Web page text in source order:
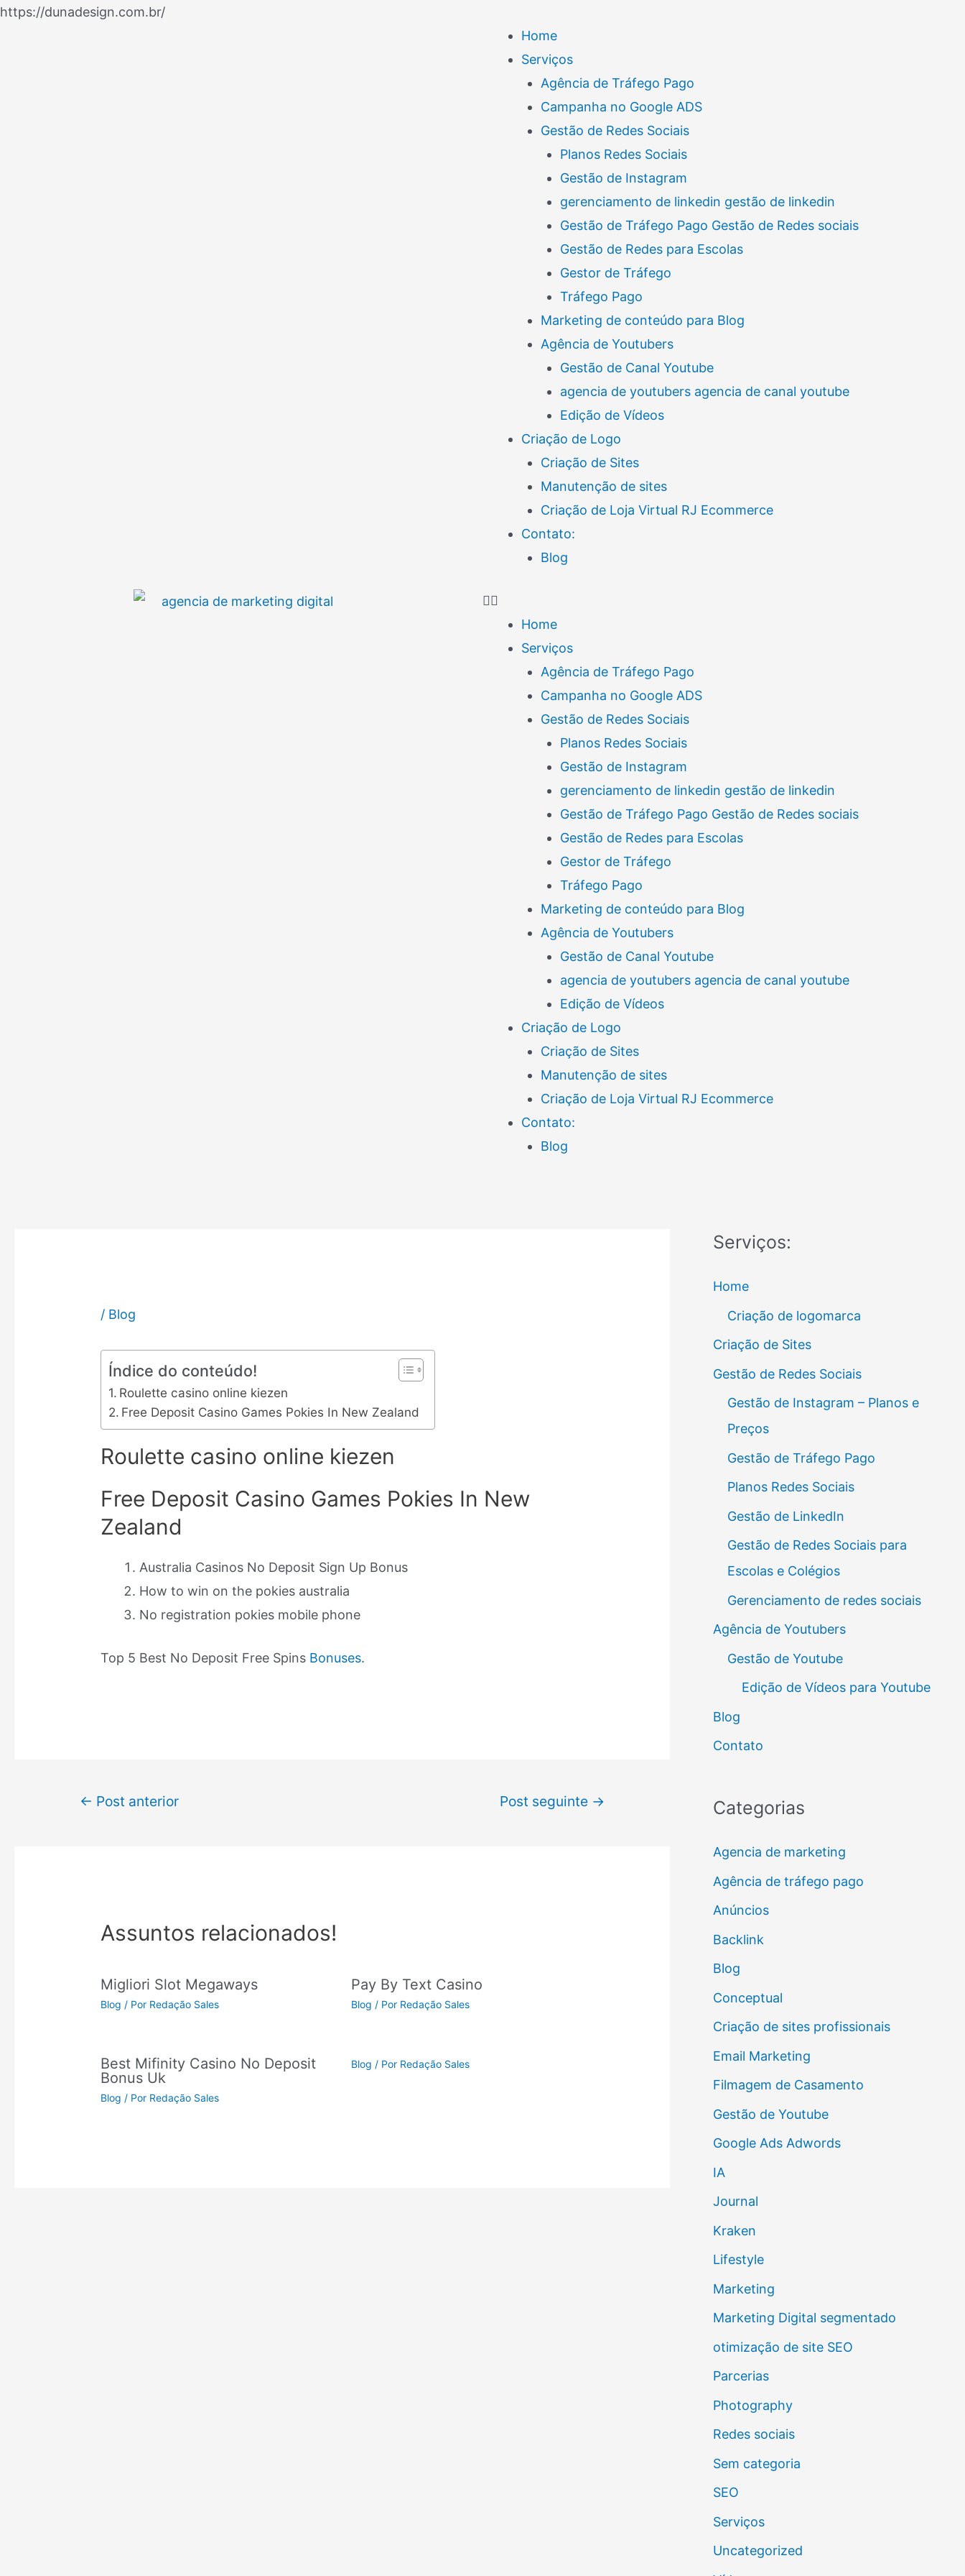
https://dunadesign.com.br/Ir
Home
Serviços
Agência de Tráfego Pago
Campanha no Google ADS
Gestão de Redes Sociais
Planos Redes Sociais
Gestão de Instagram
gerenciamento de linkedin gestão de linkedin
Gestão de Tráfego Pago Gestão de Redes sociais
Gestão de Redes para Escolas
Gestor de Tráfego
Tráfego Pago
Marketing de conteúdo para Blog
Agência de Youtubers
Gestão de Canal Youtube
agencia de youtubers agencia de canal youtube
Edição de Vídeos
Criação de Logo
Criação de Sites
Manutenção de sites
Criação de Loja Virtual RJ Ecommerce
Contato:
Blog
Menu
Home
Serviços
Agência de Tráfego Pago
Campanha no Google ADS
Gestão de Redes Sociais
Planos Redes Sociais
Gestão de Instagram
gerenciamento de linkedin gestão de linkedin
Gestão de Tráfego Pago Gestão de Redes sociais
Gestão de Redes para Escolas
Gestor de Tráfego
Tráfego Pago
Marketing de conteúdo para Blog
Agência de Youtubers
Gestão de Canal Youtube
agencia de youtubers agencia de canal youtube
Edição de Vídeos
Criação de Logo
Criação de Sites
Manutenção de sites
Criação de Loja Virtual RJ Ecommerce
Contato:
Blog
/ Blog
Índice do conteúdo!
Roulette casino online kiezen
Free Deposit Casino Games Pokies In New Zealand
Roulette casino online kiezen
Free Deposit Casino Games Pokies In New
Zealand
Australia Casinos No Deposit Sign Up Bonus
How to win on the pokies australia
No registration pokies mobile phone
Top 5 Best No Deposit Free Spins Bonuses.
← Post anterior Post seguinte →
Assuntos relacionados!
Migliori Slot Megaways
Blog / Por Redação Sales
Pay By Text Casino
Blog / Por Redação Sales
Best Mifinity Casino No Deposit
Bonus Uk
Blog / Por Redação Sales
Blog / Por Redação Sales
Serviços:
Home
Criação de logomarca
Criação de Sites
Gestão de Redes Sociais
Gestão de Instagram – Planos e
Preços
Gestão de Tráfego Pago
Planos Redes Sociais
Gestão de LinkedIn
Gestão de Redes Sociais para
Escolas e Colégios
Gerenciamento de redes sociais
Agência de Youtubers
Gestão de Youtube
Edição de Vídeos para Youtube
Blog
Contato
Categorias
Agencia de marketing
Agência de tráfego pago
Anúncios
Backlink
Blog
Conceptual
Criação de sites profissionais
Email Marketing
Filmagem de Casamento
Gestão de Youtube
Google Ads Adwords
IA
Journal
Kraken
Lifestyle
Marketing
Marketing Digital segmentado
otimização de site SEO
Parcerias
Photography
Redes sociais
Sem categoria
SEO
Serviços
Uncategorized